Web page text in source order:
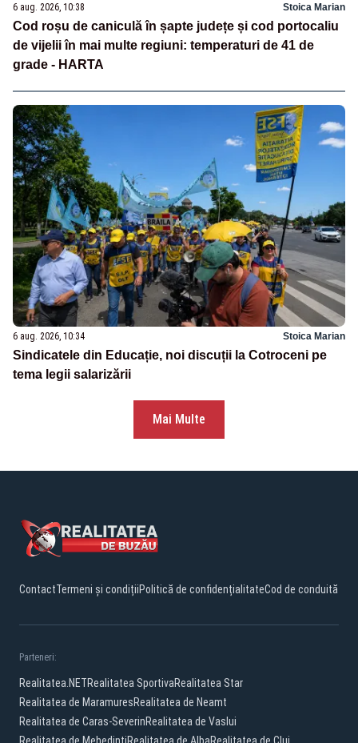
6 aug. 2026, 10:38 Stoica Marian
Cod roșu de caniculă în șapte județe și cod portocaliu
de vijelii în mai multe regiuni: temperaturi de 41 de
grade - HARTA
6 aug. 2026, 10:34 Stoica Marian
Sindicatele din Educație, noi discuții la Cotroceni pe
tema legii salarizării
Mai Multe
ContactTermeni și condițiiPolitică de confidențialitateCod de conduită
Parteneri:
Realitatea.NETRealitatea SportivaRealitatea Star
Realitatea de MaramuresRealitatea de Neamt
Realitatea de Caras-SeverinRealitatea de Vaslui